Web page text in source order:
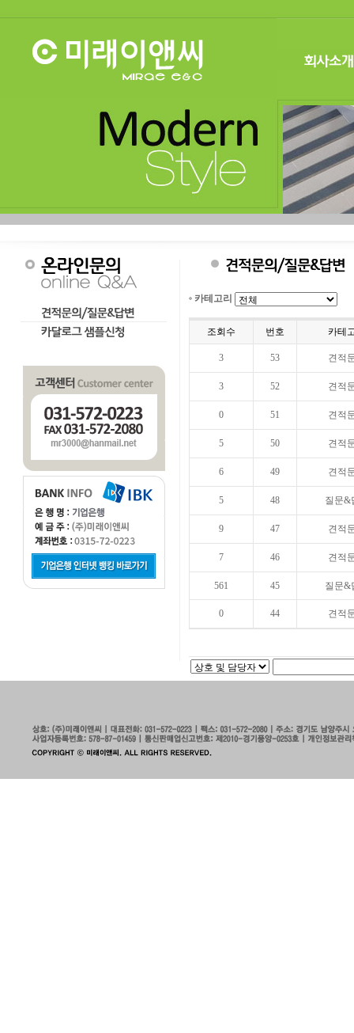
카테고리
조회수 번호 카테
3 53 견적
3 52 견적
0 51 견적
5 50 견적
6 49 견적
5 48 질문&
9 47 견적
7 46 견적
561 45 질문&
0 44 견적